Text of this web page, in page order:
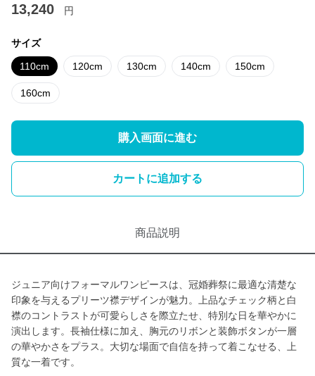
13,240 円
サイズ
110cm 120cm 130cm 140cm 150cm
160cm
購入画面に進む
カートに追加する
商品説明
ジュニア向けフォーマルワンピースは、冠婚葬祭に最適な清楚な
印象を与えるプリーツ襟デザインが魅力。上品なチェック柄と白
襟のコントラストが可愛らしさを際立たせ、特別な日を華やかに
演出します。長袖仕様に加え、胸元のリボンと装飾ボタンが一層
の華やかさをプラス。大切な場面で自信を持って着こなせる、上
質な一着です。